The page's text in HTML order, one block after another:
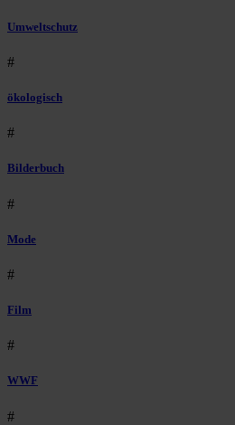
Umweltschutz
#
ökologisch
#
Bilderbuch
#
Mode
#
Film
#
WWF
#